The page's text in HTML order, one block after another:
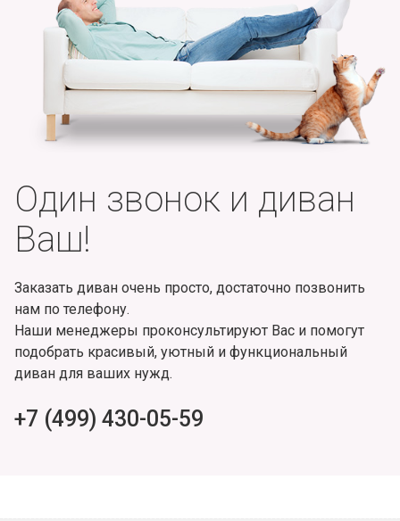
Один звонок и диван
Ваш!
Заказать диван очень просто, достаточно позвонить
нам по телефону.
Наши менеджеры проконсультируют Вас и помогут
подобрать красивый, уютный и функциональный
диван для ваших нужд.
+7 (499) 430-05-59